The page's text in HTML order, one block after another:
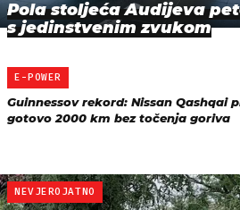
Pola stoljeća Audijeva
s jedinstvenim zvukom
E-POWER
Guinnessov rekord: Nissan Qashqai
gotovo 2000 km bez točenja goriva
NEVJEROJATNO